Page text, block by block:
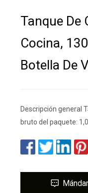
Tanque De
Cocina,
Botella De
Descripción general
bruto del paquete: